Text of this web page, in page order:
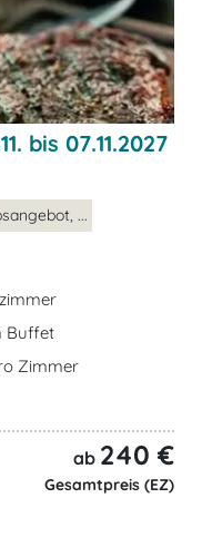
bis 07.11.2027
...
Buffet
Zimmer
ab 240 €
Gesamtpreis (EZ)